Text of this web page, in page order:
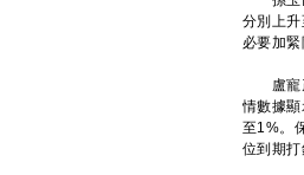
分別上
必要加緊
盧寵茂
情數據
至1%。
位到期打